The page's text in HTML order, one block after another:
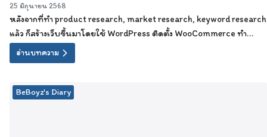
25 มิถุนายน 2568
หลังจากที่ทำ product research, market research, keyword research
แล้ว ก็สร้างเว็บขึ้นมาโดยใช้ WordPress ติดตั้ง WooCommerce ทำ
ข้อมูลที่จำเป็นต้องมีภายในเว็บฯ ลงสินค้าอย่างน้อย 15-20 ชิ้น
อ่านบทความ
BeBoyz's Diary